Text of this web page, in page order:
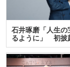
石井琢磨「人生の
るように」 初披
ア…